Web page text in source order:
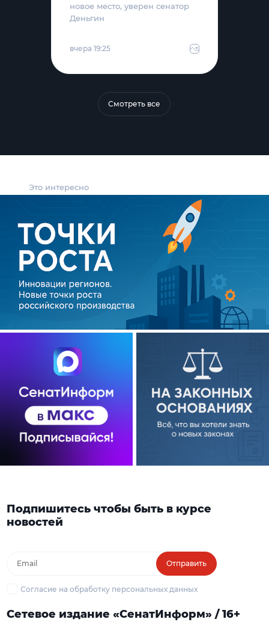
Это интересно
новое место, уверен сенатор
Деньгин
вчера 19:25
Смотреть все
Подпишитесь чтобы быть в курсе
новостей
Отправить
Согласие на обработку персональных данных
Сетевое издание «СенатИнформ» / 16+